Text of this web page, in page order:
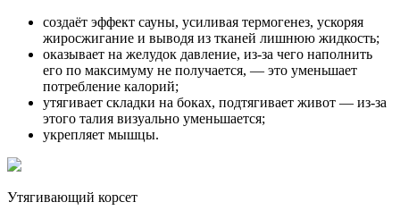
создаёт эффект сауны, усиливая термогенез, ускоряя
жиросжигание и выводя из тканей лишнюю жидкость;
оказывает на желудок давление, из-за чего наполнить
его по максимуму не получается, — это уменьшает
потребление калорий;
утягивает складки на боках, подтягивает живот — из-за
этого талия визуально уменьшается;
укрепляет мышцы.
Утягивающий корсет